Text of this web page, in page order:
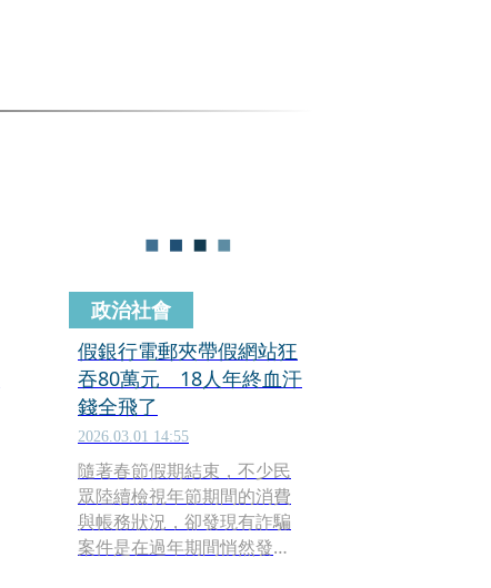
政治社會
假銀行電郵夾帶假網站狂
吞80萬元 18人年終血汗
錢全飛了
2026.03.01 14:55
隨著春節假期結束，不少民
眾陸續檢視年節期間的消費
與帳務狀況，卻發現有詐騙
案件是在過年期間悄然發